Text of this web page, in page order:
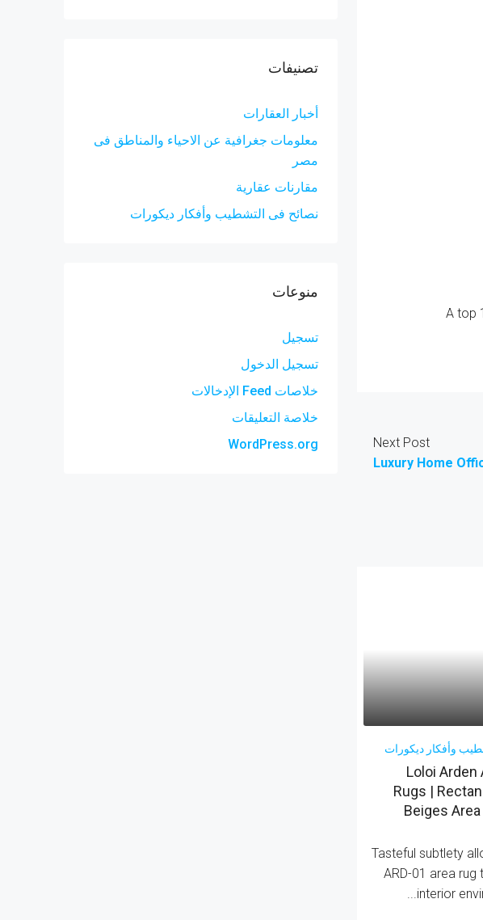
A top
Next Post
Luxury Home
وأفكار ديكورات
Loloi Arden
Rugs |
Beiges
Tasteful subtlety
ARD-01 area rug
interior
تصنيفات
أخبار العقارات
معلومات جغرافية عن الاحياء والمناطق فى
مصر
مقارنات عقارية
نصائح فى التشطيب وأفكار ديكورات
منوعات
تسجيل
تسجيل الدخول
خلاصات Feed الإدخالات
خلاصة التعليقات
WordPress.org